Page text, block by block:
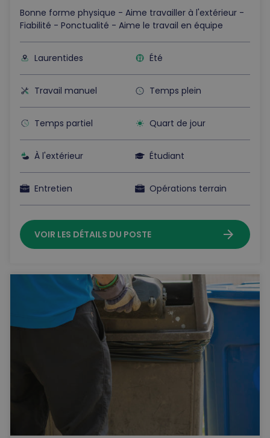
Bonne forme physique - Aime travailler à l'extérieur -
Fiabilité - Ponctualité - Aime le travail en équipe
Laurentides Été
Travail manuel Temps plein
Temps partiel Quart de jour
À l'extérieur Étudiant
Entretien Opérations terrain
VOIR LES DÉTAILS DU POSTE arrow_forward